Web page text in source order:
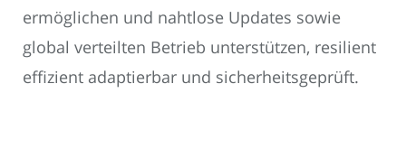
ermöglichen und nahtlose Updates sowie
global verteilten Betrieb unterstützen, resilient
effizient adaptierbar und sicherheitsgeprüft.